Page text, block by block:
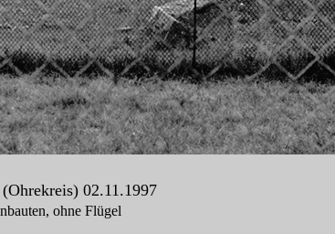
(Ohrekreis) 02.11.1997
ohne Flügel